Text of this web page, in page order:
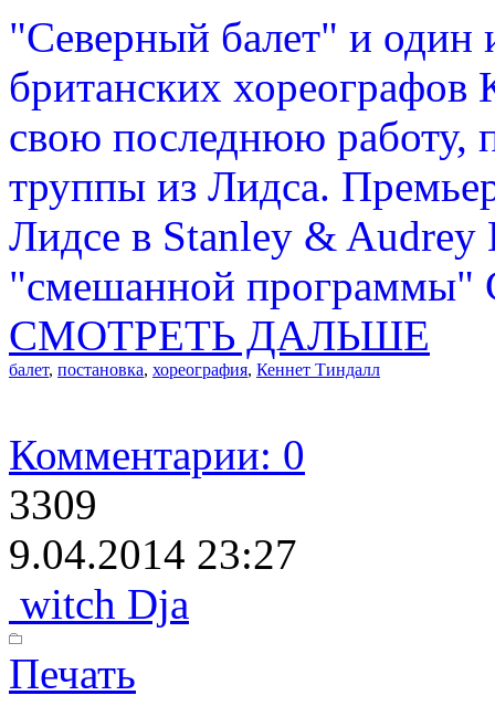
"Северный балет" и один
британских хореографов
свою последнюю работу,
труппы из Лидса.
Лидсе в Stanley & Audrey
"смешанной программы"
СМОТРЕТЬ ДАЛЬШЕ
балет, постановка, хореография, Кеннет Тиндалл
Комментарии: 0
3309
9.04.2014 23:27
witch Dja
Печать